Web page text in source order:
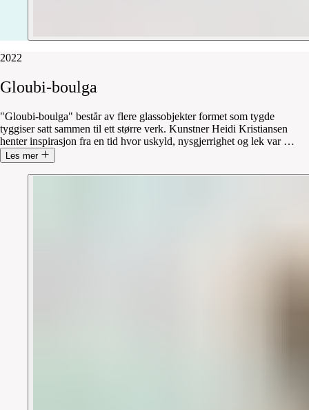
2022
Gloubi-boulga
"Gloubi-boulga" består av flere glassobjekter formet som tygde
tyggiser satt sammen til ett større verk. Kunstner Heidi Kristiansen
henter inspirasjon fra en tid hvor uskyld, nysgjerrighet og lek var …
Les mer